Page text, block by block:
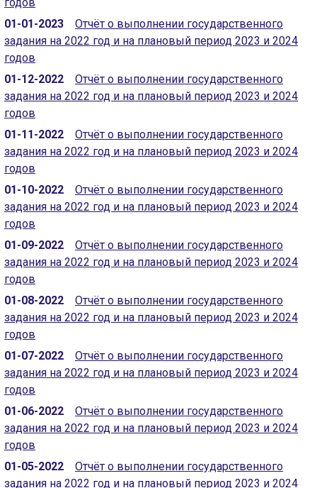
01-01-2023
Отчёт о выполнении государственного
задания на 2022 год и на плановый период 2023 и 2024
годов
01-12-2022
Отчёт о выполнении государственного
задания на 2022 год и на плановый период 2023 и 2024
годов
01-11-2022
Отчёт о выполнении государственного
задания на 2022 год и на плановый период 2023 и 2024
годов
01-10-2022
Отчёт о выполнении государственного
задания на 2022 год и на плановый период 2023 и 2024
годов
01-09-2022
Отчёт о выполнении государственного
задания на 2022 год и на плановый период 2023 и 2024
годов
01-08-2022
Отчёт о выполнении государственного
задания на 2022 год и на плановый период 2023 и 2024
годов
01-07-2022
Отчёт о выполнении государственного
задания на 2022 год и на плановый период 2023 и 2024
годов
01-06-2022
Отчёт о выполнении государственного
задания на 2022 год и на плановый период 2023 и 2024
годов
01-05-2022
Отчёт о выполнении государственного
задания на 2022 год и на плановый период 2023 и 2024